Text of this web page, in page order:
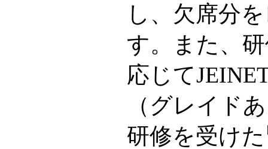
し、欠席分
す。また、
応じて
（グレイド
研修を受け